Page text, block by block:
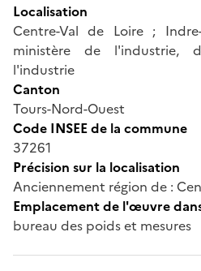
Localisation
Centre-Val de Loire ;
ministère de l'industrie,
l'industrie
Canton
Tours-Nord-Ouest
Code INSEE de la commune
37261
Précision sur la localisation
Anciennement région de :
Emplacement de l'œuvre
bureau des poids et mesures